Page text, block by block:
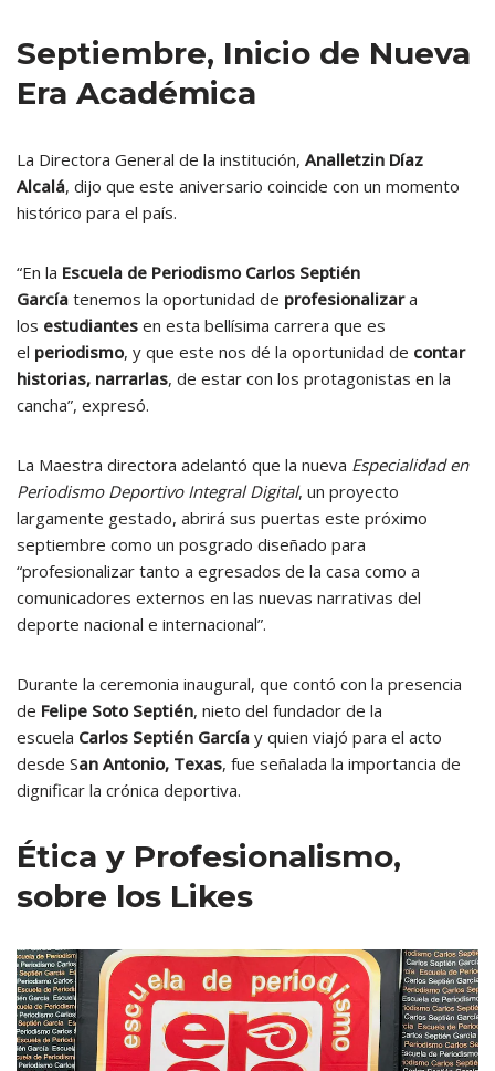
Septiembre, Inicio de Nueva
Era Académica
La Directora General de la institución, Analletzin Díaz
Alcalá, dijo que este aniversario coincide con un momento
histórico para el país.
“En la Escuela de Periodismo Carlos Septién
García tenemos la oportunidad de profesionalizara
los estudiantes en esta bellísima carrera que es
el periodismo, y que este nos dé la oportunidad de contar
historias, narrarlas, de estar con los protagonistas en la
cancha”, expresó.
La Maestra directora adelantó que la nueva Especialidad en
Periodismo Deportivo Integral Digital, un proyecto
largamente gestado, abrirá sus puertas este próximo
septiembre como un posgrado diseñado para
“profesionalizar tanto a egresados de la casa como a
comunicadores externos en las nuevas narrativas del
deporte nacional e internacional”.
Durante la ceremonia inaugural, que contó con la presencia
de Felipe Soto Septién, nieto del fundador de la
escuela Carlos Septién García y quien viajó para el acto
desde San Antonio, Texas, fue señalada la importancia de
dignificar la crónica deportiva.
Ética y Profesionalismo,
sobre los Likes